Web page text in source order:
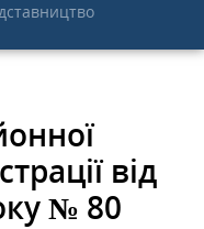
від
№ 80